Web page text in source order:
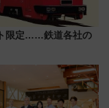
限定……鉄道各社の